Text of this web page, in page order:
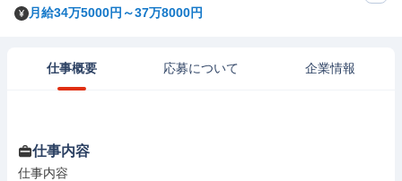
月給34万5000円～37万8000円
仕事概要 応募について 企業情報
仕事内容
仕事内容